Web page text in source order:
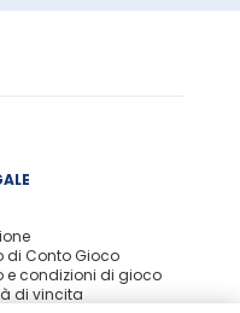
di Conto Gioco
e condizioni di gioco
di vincita